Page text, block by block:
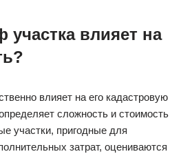
участка влияет на
влияет на его кадастровую
сложность и стоимость
участки, пригодные для
затрат, оцениваются